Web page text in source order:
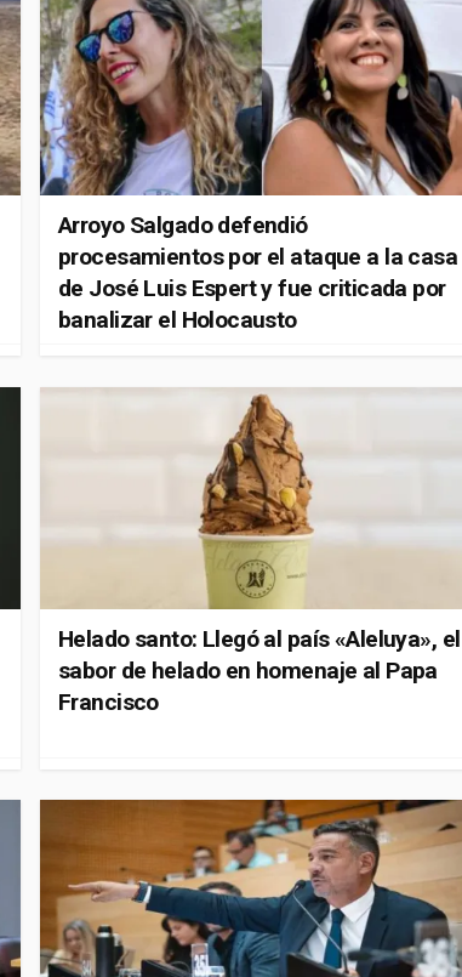
Arroyo Salgado defendió
procesamientos por el ataque a la casa
de José Luis Espert y fue criticada por
banalizar el Holocausto
Helado santo: Llegó al país «Aleluya», el
sabor de helado en homenaje al Papa
Francisco